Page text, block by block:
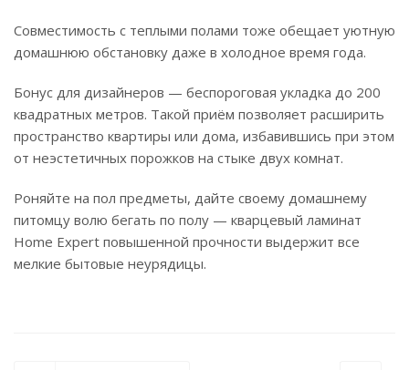
Совместимость с теплыми полами тоже обещает уютную
домашнюю обстановку даже в холодное время года.
Бонус для дизайнеров — беспороговая укладка до 200
квадратных метров. Такой приём позволяет расширить
пространство квартиры или дома, избавившись при этом
от неэстетичных порожков на стыке двух комнат.
Роняйте на пол предметы, дайте своему домашнему
питомцу волю бегать по полу — кварцевый ламинат
Home Expert повышенной прочности выдержит все
мелкие бытовые неурядицы.